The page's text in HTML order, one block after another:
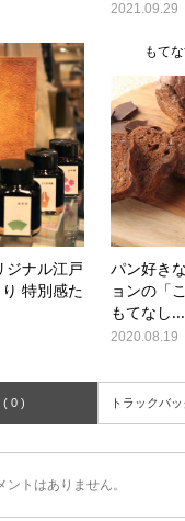
2021.09.29
ジナル江戸
特別感た
もて
パン好き
ョンの「
もてなし...
2020.08.19
( 0 ) トラックバ
ントはありません。